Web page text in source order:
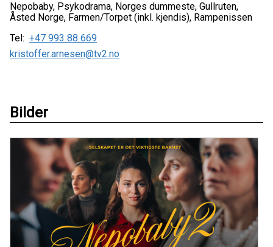
Nepobaby, Psykodrama, Norges dummeste, Gullruten,
Åsted Norge, Farmen/Torpet (inkl. kjendis), Rampenissen
Tel: +47 993 88 669
kristoffer.arnesen@tv2.no
Bilder